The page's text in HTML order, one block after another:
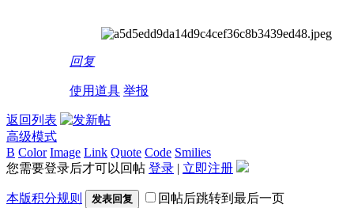
回复
使用道具 举报
返回列表
高级模式
B Color Image Link Quote Code Smilies
您需要登录后才可以回帖 登录 | 立即注册
本版积分规则 发表回复 回帖后跳转到最后一页